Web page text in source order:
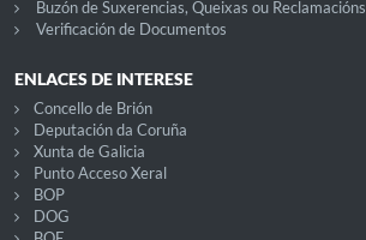
Buzón de Suxerencias, Queixas ou Reclamacións
Verificación de Documentos
ENLACES DE INTERESE
Concello de Brión
Deputación da Coruña
Xunta de Galicia
Punto Acceso Xeral
BOP
DOG